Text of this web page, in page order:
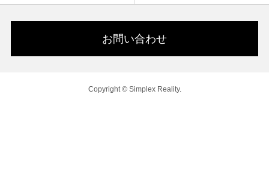
お問い合わせ
Copyright © Simplex Reality.